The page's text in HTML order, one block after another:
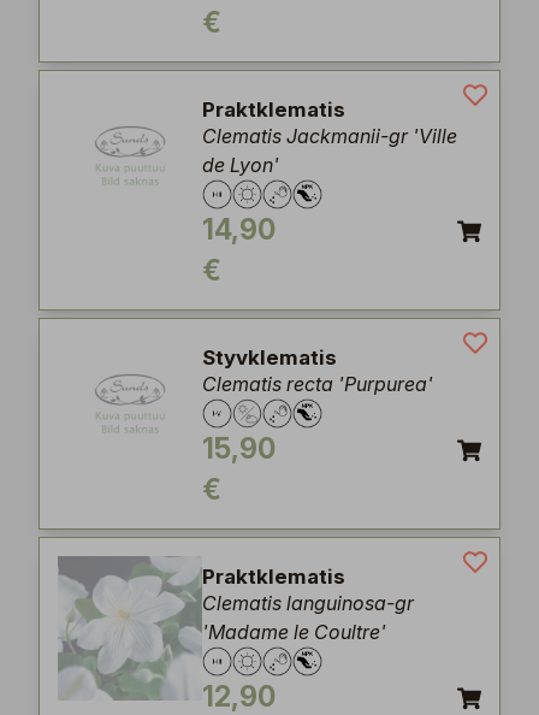
€
Praktklematis
Clematis Jackmanii-gr 'Ville
de Lyon'
14,90
€
Styvklematis
Clematis recta 'Purpurea'
15,90
€
Praktklematis
Clematis languinosa-gr
'Madame le Coultre'
12,90